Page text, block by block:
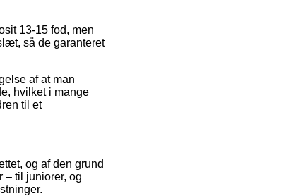
13-15 fod, men
så de garanteret
af at man
hvilket i mange
til et
og af den grund
– til juniorer, og